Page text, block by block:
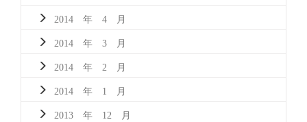
2014 年 4 月
2014 年 3 月
2014 年 2 月
2014 年 1 月
2013 年 12 月